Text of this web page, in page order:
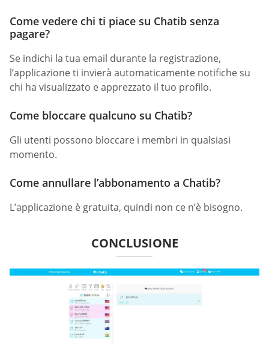
Come vedere chi ti piace su Chatib senza
pagare?
Se indichi la tua email durante la registrazione,
l’applicazione ti invierà automaticamente notifiche su
chi ha visualizzato e apprezzato il tuo profilo.
Come bloccare qualcuno su Chatib?
Gli utenti possono bloccare i membri in qualsiasi
momento.
Come annullare l’abbonamento a Chatib?
L’applicazione è gratuita, quindi non ce n’è bisogno.
CONCLUSIONE